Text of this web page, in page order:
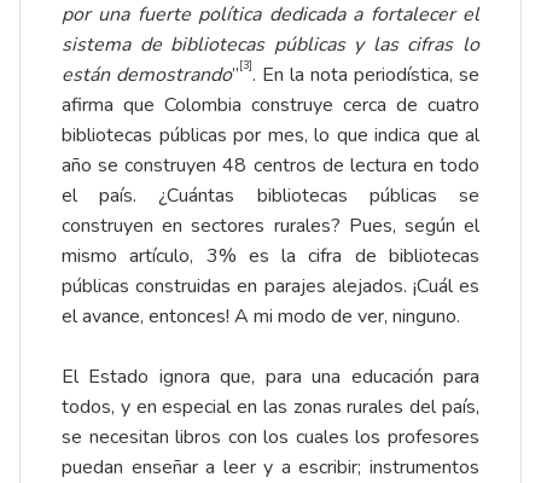
por una fuerte política dedicada a fortalecer el
sistema de bibliotecas públicas y las cifras lo
están demostrando”[3]. En la nota periodística, se
afirma que Colombia construye cerca de cuatro
bibliotecas públicas por mes, lo que indica que al
año se construyen 48 centros de lectura en todo
el país. ¿Cuántas bibliotecas públicas se
construyen en sectores rurales? Pues, según el
mismo artículo, 3% es la cifra de bibliotecas
públicas construidas en parajes alejados. ¡Cuál es
el avance, entonces! A mi modo de ver, ninguno.
El Estado ignora que, para una educación para
todos, y en especial en las zonas rurales del país,
se necesitan libros con los cuales los profesores
puedan enseñar a leer y a escribir; instrumentos